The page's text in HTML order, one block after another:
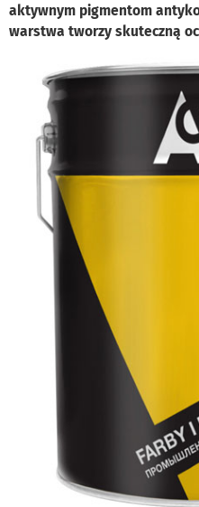
aktywnym pigmentom
warstwa tworzy skuteczną